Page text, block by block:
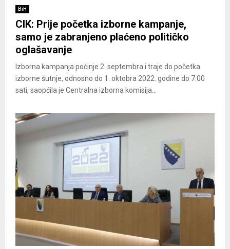
BiH
CIK: Prije početka izborne kampanje,
samo je zabranjeno plaćeno političko
oglašavanje
Izborna kampanja počinje 2. septembra i traje do početka
izborne šutnje, odnosno do 1. oktobra 2022. godine do 7.00
sati, saopćila je Centralna izborna komisija...